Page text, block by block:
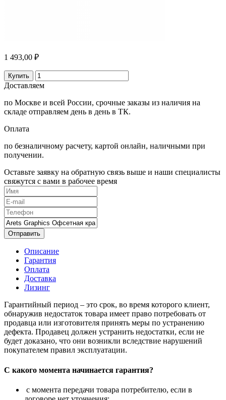
1 493,00 ₽
Купить
Доставляем
по Москве и всей России, срочные заказы из наличия на
складе отправляем день в день в ТК.
Оплата
по безналичному расчету, картой онлайн, наличными при
получении.
Оставьте заявку на обратную связь выше и наши специалисты
свяжутся с вами в рабочее время
Отправить
Описание
Гарантия
Оплата
Доставка
Лизинг
Гарантийный период – это срок, во время которого клиент,
обнаружив недостаток товара имеет право потребовать от
продавца или изготовителя принять меры по устранению
дефекта. Продавец должен устранить недостатки, если не
будет доказано, что они возникли вследствие нарушений
покупателем правил эксплуатации.
С какого момента начинается гарантия?
с момента передачи товара потребителю, если в